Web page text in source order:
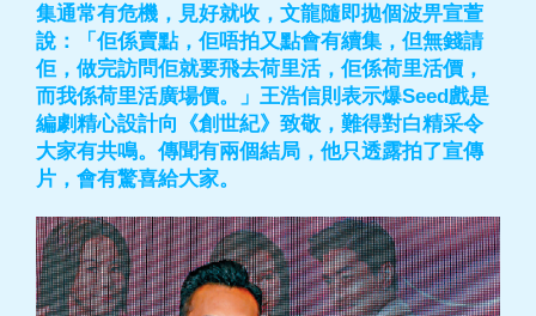
集通常有危機，見好就收，文龍隨即拋個波畀宣萱
說：「佢係賣點，佢唔拍又點會有續集，但無錢請
佢，做完訪問佢就要飛去荷里活，佢係荷里活價，
而我係荷里活廣場價。」王浩信則表示爆Seed戲是
編劇精心設計向《創世紀》致敬，難得對白精采令
大家有共鳴。傳聞有兩個結局，他只透露拍了宣傳
片，會有驚喜給大家。